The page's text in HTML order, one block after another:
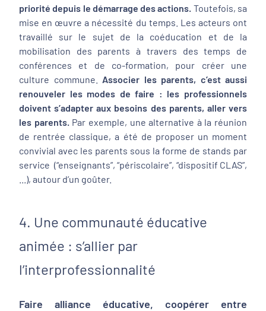
priorité depuis le démarrage des actions. Toutefois, sa
mise en œuvre a nécessité du temps. Les acteurs ont
travaillé sur le sujet de la coéducation et de la
mobilisation des parents à travers des temps de
conférences et de co-formation, pour créer une
culture commune. Associer les parents, c’est aussi
renouveler les modes de faire : les professionnels
doivent s’adapter aux besoins des parents, aller vers
les parents. Par exemple, une alternative à la réunion
de rentrée classique, a été de proposer un moment
convivial avec les parents sous la forme de stands par
service (“enseignants”, “périscolaire”, “dispositif CLAS”,
...), autour d’un goûter.
4. Une communauté éducative
animée : s’allier par
l’interprofessionnalité
Faire alliance éducative, coopérer entre